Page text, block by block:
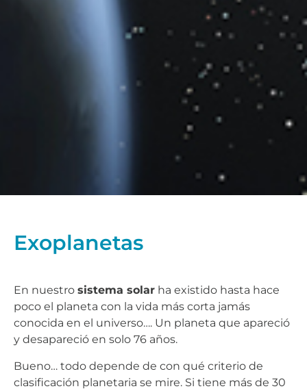
Exoplanetas
En nuestro sistema solar ha existido hasta hace
poco el planeta con la vida más corta jamás
conocida en el universo…. Un planeta que apareció
y desapareció en solo 76 años.
Bueno… todo depende de con qué criterio de
clasificación planetaria se mire. Si tiene más de 30